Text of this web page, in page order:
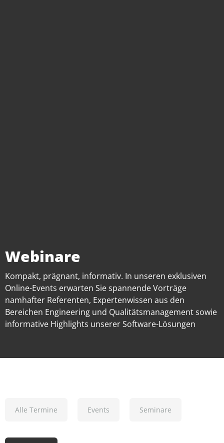
Webinare
Kompakt, prägnant, informativ. In unseren exklusiven
Online-Events erwarten Sie spannende Vorträge
namhafter Referenten, Expertenwissen aus den
Bereichen Engineering und Qualitätsmanagement sowie
informative Highlights unserer Software-Lösungen
Alle Termine Events Seminare